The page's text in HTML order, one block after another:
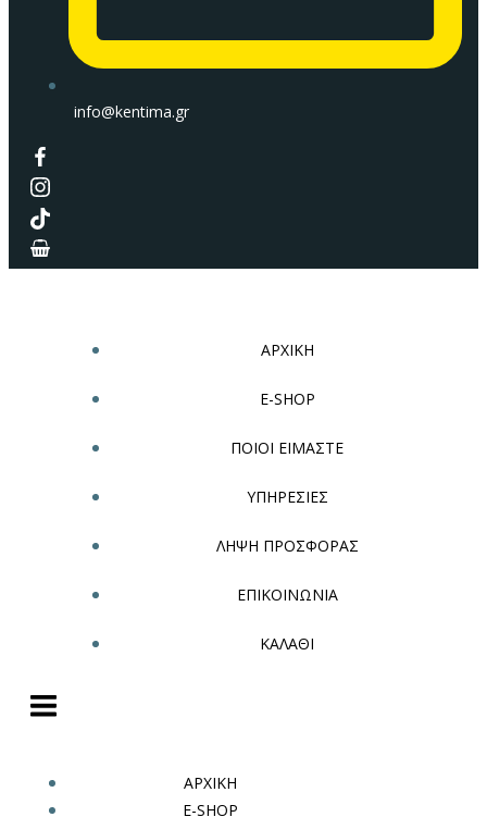
info@kentima.gr
ΑΡΧΙΚΗ
E-SHOP
ΠΟΙΟΙ ΕΙΜΑΣΤΕ
ΥΠΗΡΕΣΙΕΣ
ΛΗΨΗ ΠΡΟΣΦΟΡΑΣ
ΕΠΙΚΟΙΝΩΝΙΑ
ΚΑΛΑΘΙ
ΑΡΧΙΚΗ
E-SHOP